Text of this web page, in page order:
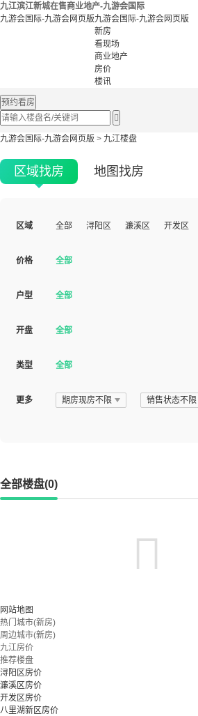
九江滨江新城在售商业地产-九游会国际
九游会国际-九游会网页版九游会国际-九游会网页版
新房
看现场
商业地产
房价
楼讯
预约看房

九游会国际-九游会网页版 > 九江楼盘
区域找房 地图找房
区域 全部 浔阳区 濂溪区 开发区
价格 全部
户型 全部
开盘 全部
类型 全部
更多 期房现房不限 销售状态不限
全部楼盘(0)
网站地图
热门城市(新房)
周边城市(新房)
九江房价
推荐楼盘
浔阳区房价
濂溪区房价
开发区房价
八里湖新区房价